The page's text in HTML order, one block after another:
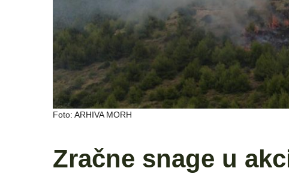
Foto: ARHIVA MORH
Zračne snage u